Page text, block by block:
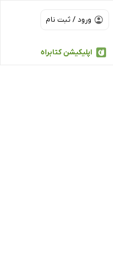
ورود / ثبت نام
اپلیکیشن کتابراه